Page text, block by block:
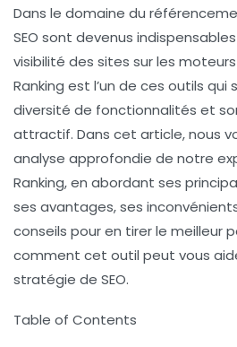
Dans le domaine du
SEO sont devenus
visibilité des sites sur les
Ranking est l’un de ces outils qui
diversité de fonctionnalités et
attractif. Dans cet article, nous
analyse approfondie de notre
Ranking, en abordant ses
ses avantages, ses
conseils pour en tirer le meilleur
comment cet outil peut vous
stratégie de SEO.
Table of Contents